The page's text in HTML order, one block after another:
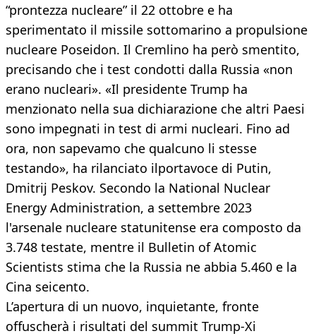
“prontezza nucleare” il 22 ottobre e ha
sperimentato il missile sottomarino a propulsione
nucleare Poseidon. Il Cremlino ha però smentito,
precisando che i test condotti dalla Russia «non
erano nucleari». «Il presidente Trump ha
menzionato nella sua dichiarazione che altri Paesi
sono impegnati in test di armi nucleari. Fino ad
ora, non sapevamo che qualcuno li stesse
testando», ha rilanciato ilportavoce di Putin,
Dmitrij Peskov. Secondo la National Nuclear
Energy Administration, a settembre 2023
l'arsenale nucleare statunitense era composto da
3.748 testate, mentre il Bulletin of Atomic
Scientists stima che la Russia ne abbia 5.460 e la
Cina seicento.
L’apertura di un nuovo, inquietante, fronte
offuscherà i risultati del summit Trump-Xi